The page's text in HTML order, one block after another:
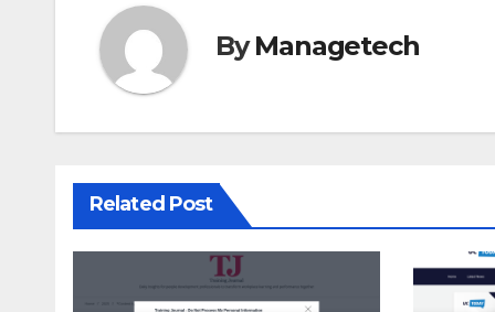
ー
シ
ByManagetech
Related Post